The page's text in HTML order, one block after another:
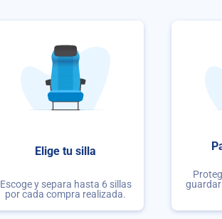
Elige tu silla
Escoge y separa hasta 6 sillas
por cada compra realizada.